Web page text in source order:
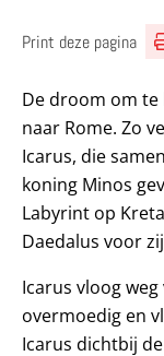
Print deze pagina
De droom om te
naar Rome. Zo
Icarus, die
koning Minos
Labyrint op
Daedalus voor
Icarus vloog
overmoedig en
Icarus dichtbij